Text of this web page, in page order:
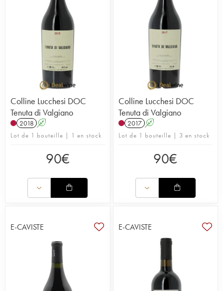
Colline Lucchesi DOC
Tenuta di Valgiano
2018 A
Lot de 1 bouteille | 1 en stock
90€
Colline Lucchesi DOC
Tenuta di Valgiano
2017 A
Lot de 1 bouteille | 3 en stock
90€
E-CAVISTE E-CAVISTE